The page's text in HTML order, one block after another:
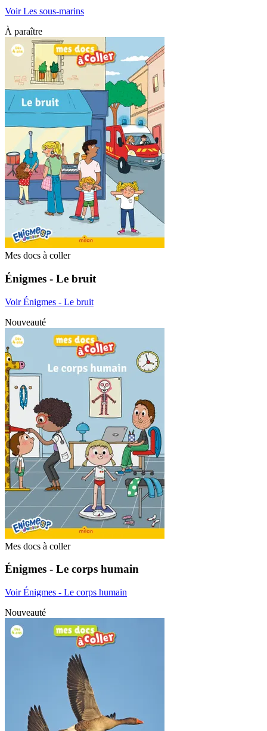
Voir Les sous-marins
À paraître
Mes docs à coller
Énigmes - Le bruit
Voir Énigmes - Le bruit
Nouveauté
Mes docs à coller
Énigmes - Le corps humain
Voir Énigmes - Le corps humain
Nouveauté